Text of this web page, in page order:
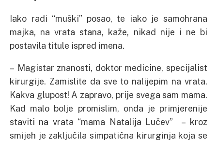
Iako radi “muški” posao, te iako je samohrana
majka, na vrata stana, kaže, nikad nije i ne bi
postavila titule ispred imena.
– Magistar znanosti, doktor medicine, specijalist
kirurgije. Zamislite da sve to nalijepim na vrata.
Kakva glupost! A zapravo, prije svega sam mama.
Kad malo bolje promislim, onda je primjerenije
staviti na vrata “mama Natalija Lučev” – kroz
smijeh je zaključila simpatična kirurginja koja se